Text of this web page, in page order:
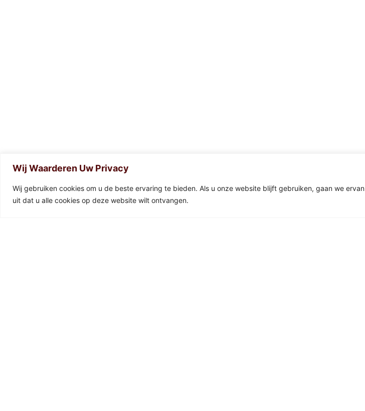
Wij Waarderen Uw Privacy
Wij gebruiken cookies om u de beste ervaring te bieden. Als u onze website blijft gebruiken, gaan we ervan
uit dat u alle cookies op deze website wilt ontvangen.